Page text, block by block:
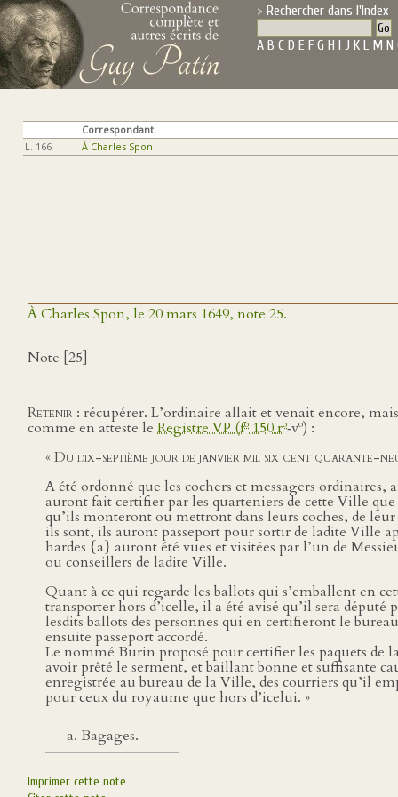
Rechercher dans l'Index
A B C D E F G H I J K L M N